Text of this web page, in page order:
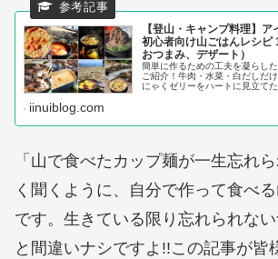
【登山・キャンプ料理】
初心者向け山ごはんレシピ
おつまみ、デザート）
簡単に作るための工夫を凝らし
ご紹介！牛肉・水菜・白だしだ
にゃくゼリーをハートに見立て
介しています。
iinuiblog.com
「山で食べたカップ麺が一生忘れ
く聞くように、自分で作って食べ
です。生きている限り忘れられな
と間違いナシですよ!!この記事が皆